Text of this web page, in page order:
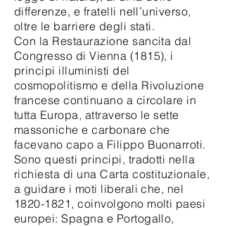
differenze, e fratelli nell’universo,
oltre le barriere degli stati.
Con la Restaurazione sancita dal
Congresso di Vienna (1815), i
principi illuministi del
cosmopolitismo e della Rivoluzione
francese continuano a circolare in
tutta Europa, attraverso le sette
massoniche e carbonare che
facevano capo a Filippo Buonarroti.
Sono questi principi, tradotti nella
richiesta di una Carta costituzionale,
a guidare i moti liberali che, nel
1820-1821, coinvolgono molti paesi
europei: Spagna e Portogallo,